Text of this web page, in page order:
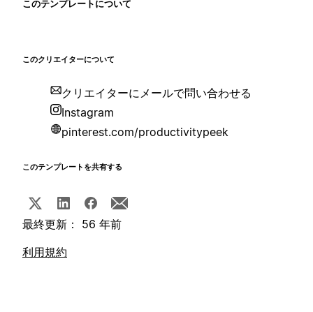
このテンプレートについて
このクリエイターについて
クリエイターにメールで問い合わせる
Instagram
pinterest.com/productivitypeek
このテンプレートを共有する
最終更新： 56 年前
利用規約